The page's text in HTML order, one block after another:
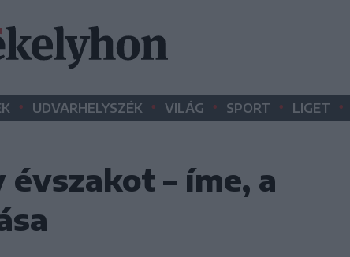
• UDVARHELYSZÉK • VILÁG • SPORT • LIGET •
– íme, a